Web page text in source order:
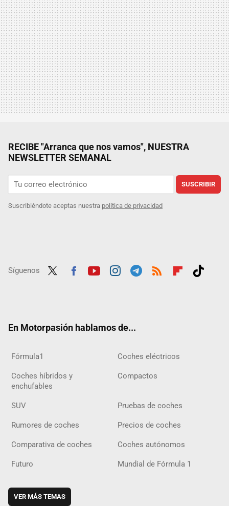
RECIBE "Arranca que nos vamos", NUESTRA
NEWSLETTER SEMANAL
SUSCRIBIR
Suscribiéndote aceptas nuestra política de privacidad
Síguenos
En Motorpasión hablamos de...
Fórmula1 Coches eléctricos
Coches híbridos y
enchufables
Compactos
SUV Pruebas de coches
Rumores de coches Precios de coches
Comparativa de coches Coches autónomos
Futuro Mundial de Fórmula 1
VER MÁS TEMAS